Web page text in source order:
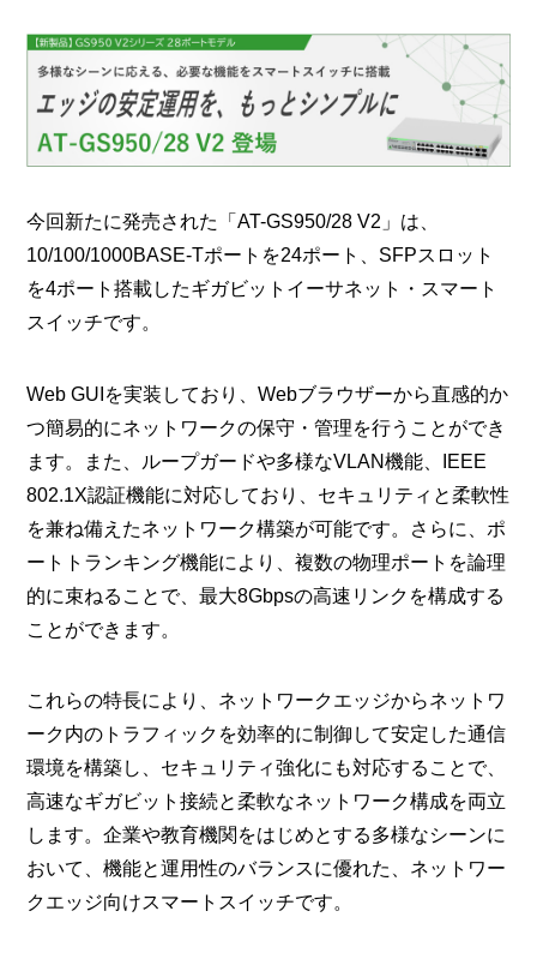
今回新たに発売された「AT-GS950/28 V2」は、
10/100/1000BASE-Tポートを24ポート、SFPスロット
を4ポート搭載したギガビットイーサネット・スマート
スイッチです。
Web GUIを実装しており、Webブラウザーから直感的か
つ簡易的にネットワークの保守・管理を行うことができ
ます。また、ループガードや多様なVLAN機能、IEEE
802.1X認証機能に対応しており、セキュリティと柔軟性
を兼ね備えたネットワーク構築が可能です。さらに、ポ
ートトランキング機能により、複数の物理ポートを論理
的に束ねることで、最大8Gbpsの高速リンクを構成する
ことができます。
これらの特長により、ネットワークエッジからネットワ
ーク内のトラフィックを効率的に制御して安定した通信
環境を構築し、セキュリティ強化にも対応することで、
高速なギガビット接続と柔軟なネットワーク構成を両立
します。企業や教育機関をはじめとする多様なシーンに
おいて、機能と運用性のバランスに優れた、ネットワー
クエッジ向けスマートスイッチです。